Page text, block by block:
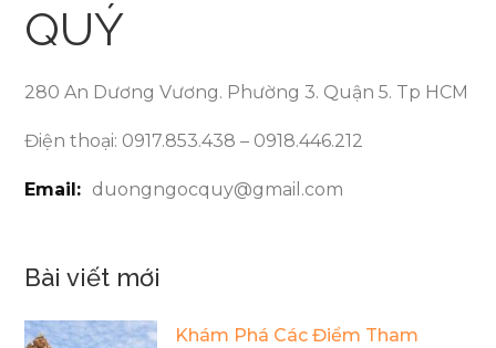
QUÝ
280 An Dương Vương. Phường 3. Quận 5. Tp HCM
Điện thoại: 0917.853.438 – 0918.446.212
Email: duongngocquy@gmail.com
Bài viết mới
Khám Phá Các Điểm Tham